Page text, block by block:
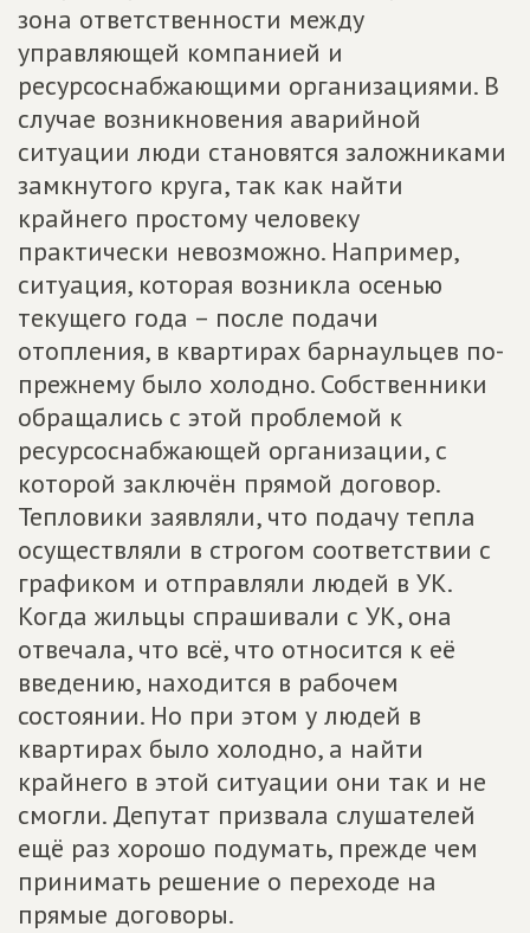
зона ответственности между
управляющей компанией и
ресурсоснабжающими организациями. В
случае возникновения аварийной
ситуации люди становятся заложниками
замкнутого круга, так как найти
крайнего простому человеку
практически невозможно. Например,
ситуация, которая возникла осенью
текущего года – после подачи
отопления, в квартирах барнаульцев по-
прежнему было холодно. Собственники
обращались с этой проблемой к
ресурсоснабжающей организации, с
которой заключён прямой договор.
Тепловики заявляли, что подачу тепла
осуществляли в строгом соответствии с
графиком и отправляли людей в УК.
Когда жильцы спрашивали с УК, она
отвечала, что всё, что относится к её
введению, находится в рабочем
состоянии. Но при этом у людей в
квартирах было холодно, а найти
крайнего в этой ситуации они так и не
смогли. Депутат призвала слушателей
ещё раз хорошо подумать, прежде чем
принимать решение о переходе на
прямые договоры.